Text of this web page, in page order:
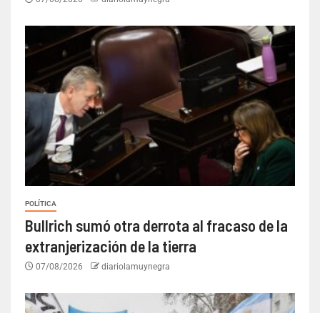
POLÍTICA
Bullrich sumó otra derrota al fracaso de la
extranjerización de la tierra
07/08/2026 diariolamuynegra